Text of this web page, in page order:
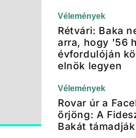
Vélemények
Rétvári: Baka
arra, hogy '56
évfordulóján
elnök legyen
Vélemények
Rovar úr a
őrjöng: A
Bakát támadják